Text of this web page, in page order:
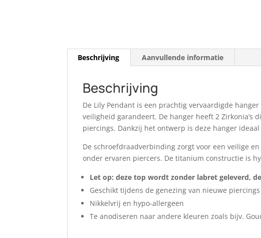
Beschrijving Aanvullende informatie
Beschrijving
De Lily Pendant is een prachtig vervaardigde
veiligheid garandeert. De hanger heeft 2 Zirkonia’s
piercings. Dankzij het ontwerp is deze hanger
De schroefdraadverbinding zorgt voor een veilige
onder ervaren piercers. De titanium constructie is
Let op: deze top wordt zonder labret geleverd,
Geschikt tijdens de genezing van nieuwe piercings
Nikkelvrij en hypo-allergeen
Te anodiseren naar andere kleuren zoals bijv.